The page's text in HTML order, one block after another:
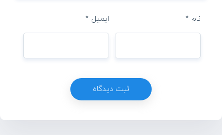
نام * ایمیل *